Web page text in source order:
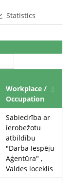
Statistics
Workplace /
Occupation
Sabiedrība ar
ierobežotu
atbildību
"Darba Iespēju
Aģentūra" ,
Valdes loceklis